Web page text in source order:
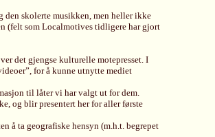
den skolerte musikken, men heller ikke
(felt som Localmotives tidligere har gjort
det gjengse kulturelle motepresset. I
for å kunne utnytte mediet
til låter vi har valgt ut for dem.
og blir presentert her for aller første
å ta geografiske hensyn (m.h.t. begrepet